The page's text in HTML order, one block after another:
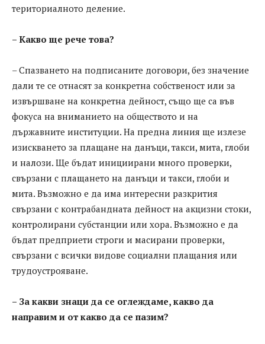
териториалното деление.
– Какво ще рече това?
– Спазването на подписаните договори, без значение
дали те се отнасят за конкретна собственост или за
извършване на конкретна дейност, също ще са във
фокуса на вниманието на обществото и на
държавните институции. На предна линия ще излезе
изискването за плащане на данъци, такси, мита, глоби
и налози. Ще бъдат инициирани много проверки,
свързани с плащането на данъци и такси, глоби и
мита. Възможно е да има интересни разкрития
свързани с контрабандната дейност на акцизни стоки,
контролирани субстанции или хора. Възможно е да
бъдат предприети строги и масирани проверки,
свързани с всички видове социални плащания или
трудоустрояване.
– За какви знаци да се оглеждаме, какво да
направим и от какво да се пазим?